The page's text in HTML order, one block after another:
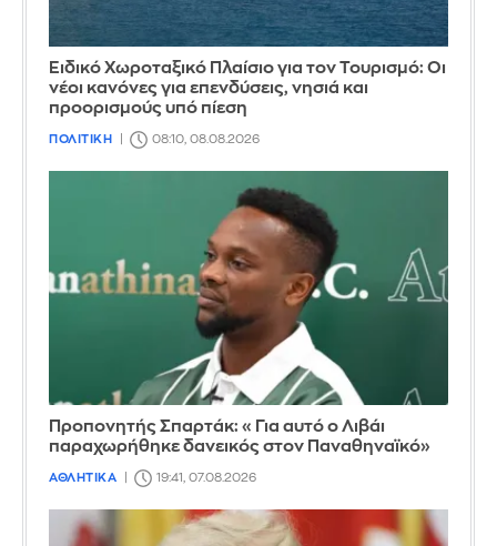
Ειδικό Χωροταξικό Πλαίσιο για τον Τουρισμό: Οι
νέοι κανόνες για επενδύσεις, νησιά και
προορισμούς υπό πίεση
ΠΟΛΙΤΙΚΗ 08:10, 08.08.2026
Προπονητής Σπαρτάκ: «Για αυτό ο Λιβάι
παραχωρήθηκε δανεικός στον Παναθηναϊκό»
ΑΘΛΗΤΙΚΑ 19:41, 07.08.2026